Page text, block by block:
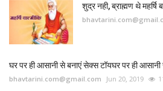
राशिफल
संपर्क
शुद्र नही, ब्राह्मण थे
घर पर ही आसानी से बनाएं सेक्स टॉयघर पर ही आसानी
bhavtarini.com@gmail.com Jun 20, 2019